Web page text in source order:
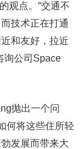
观点。“交通不
技术正在打通
和友好，拉近
询公司Space
抛出一个问
何将这些住所轻
发展而带来大